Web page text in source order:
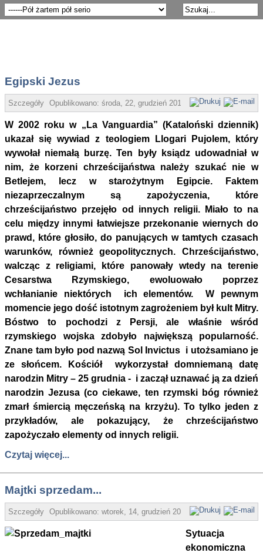
Egipski Jezus
Szczegóły Opublikowano: środa, 22, grudzień 2010 08:53 Ef
W 2002 roku w „La Vanguardia” (Kataloński dziennik)
ukazał się wywiad z teologiem Llogari Pujolem, który
wywołał niemałą burzę. Ten były ksiądz udowadniał w
nim, że korzeni chrześcijaństwa należy szukać nie w
Betlejem, lecz w starożytnym Egipcie. Faktem
niezaprzeczalnym są zapożyczenia, które
chrześcijaństwo przejęło od innych religii. Miało to na
celu między innymi łatwiejsze przekonanie wiernych do
prawd, które głosiło, do panujących w tamtych czasach
warunków, również geopolitycznych. Chrześcijaństwo,
walcząc z religiami, które panowały wtedy na terenie
Cesarstwa Rzymskiego, ewoluowało poprzez
wchłanianie niektórych ich elementów. W pewnym
momencie jego dość istotnym zagrożeniem był kult Mitry.
Bóstwo to pochodzi z Persji, ale właśnie wśród
rzymskiego wojska zdobyło największą popularność.
Znane tam było pod nazwą Sol Invictus i utożsamiano je
ze słońcem. Kościół wykorzystał domniemaną datę
narodzin Mitry – 25 grudnia - i zaczął uznawać ją za dzień
narodzin Jezusa (co ciekawe, ten rzymski bóg również
zmarł śmiercią męczeńską na krzyżu). To tylko jeden z
przykładów, ale pokazujący, że chrześcijaństwo
zapożyczało elementy od innych religii.
Czytaj więcej...
Majtki sprzedam...
Szczegóły Opublikowano: wtorek, 14, grudzień 2010 08:31 Super User
Sytuacja
ekonomiczna